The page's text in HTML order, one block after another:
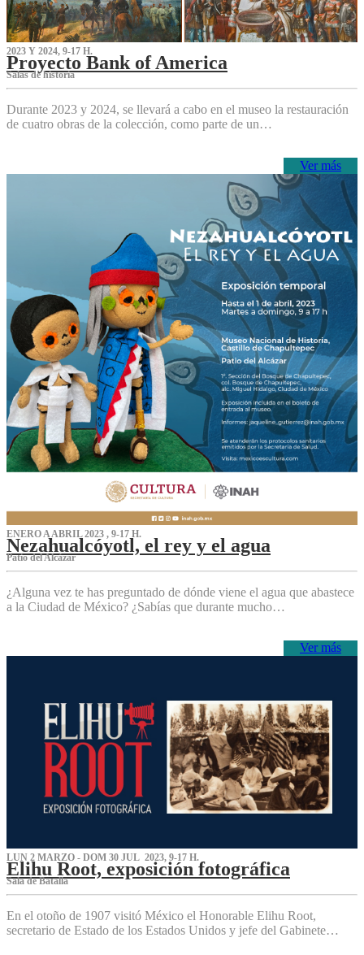
2023 Y 2024, 9-17 H.
Proyecto Bank of America
S‌alas de historia
Durante 2023 y 2024, se llevará a cabo en el museo la restauración
de cuatro obras de la colección, como parte de un…
Ver más
ENERO A ABRIL 2023 , 9-17 H.
Nezahualcóyotl, el rey y el agua
Patio del Alcázar
¿Alguna vez te has preguntado de dónde viene el agua que abastece
a la Ciudad de México? ¿Sabías que durante mucho…
Ver más
LUN 2 MARZO - DOM 30 JUL 2023, 9-17 H.
Elihu Root, exposición fotográfica
Sala de Batalla
En el otoño de 1907 visitó México el Honorable Elihu Root,
secretario de Estado de los Estados Unidos y jefe del Gabinete…